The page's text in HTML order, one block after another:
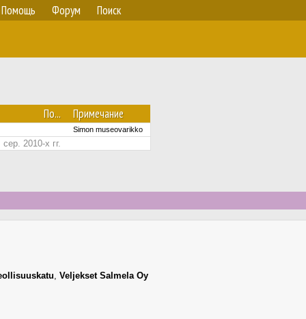
Помощь Форум Поиск
По... Примечание
Simon museovarikko
сер. 2010-х гг.
, Veljekset Salmela Oy